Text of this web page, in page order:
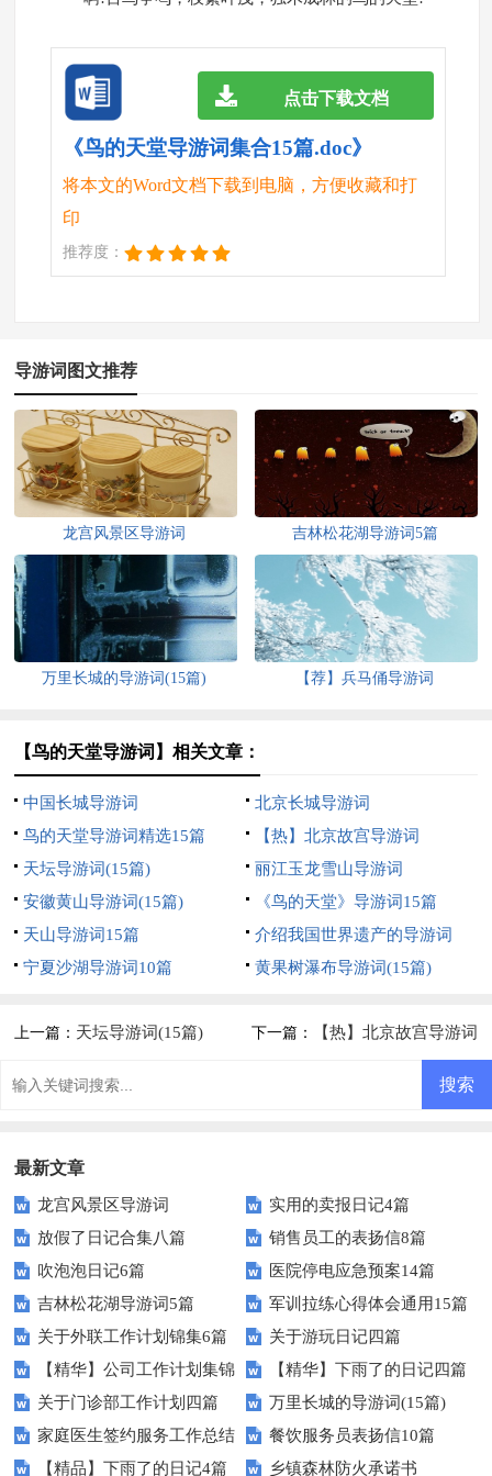
《鸟的天堂导游词集合15篇.doc》
将本文的Word文档下载到电脑，方便收藏和打
印
推荐度：
点击下载文档
导游词图文推荐
龙宫风景区导游词 吉林松花湖导游词5篇
万里长城的导游词(15篇) 【荐】兵马俑导游词
【鸟的天堂导游词】相关文章：
中国长城导游词
北京长城导游词
鸟的天堂导游词精选15篇
【热】北京故宫导游词
天坛导游词(15篇)
丽江玉龙雪山导游词
安徽黄山导游词(15篇)
《鸟的天堂》导游词15篇
天山导游词15篇
介绍我国世界遗产的导游词
宁夏沙湖导游词10篇
黄果树瀑布导游词(15篇)
上一篇： 天坛导游词(15篇) 下一篇： 【热】北京故宫导游词
最新文章
龙宫风景区导游词
实用的卖报日记4篇
放假了日记合集八篇
销售员工的表扬信8篇
吹泡泡日记6篇
医院停电应急预案14篇
吉林松花湖导游词5篇
军训拉练心得体会通用15篇
关于外联工作计划锦集6篇
关于游玩日记四篇
【精华】公司工作计划集锦
八篇
【精华】下雨了的日记四篇
关于门诊部工作计划四篇
万里长城的导游词(15篇)
家庭医生签约服务工作总结
餐饮服务员表扬信10篇
【精品】下雨了的日记4篇
乡镇森林防火承诺书